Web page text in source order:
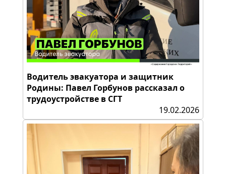
Водитель эвакуатора и защитник
Родины: Павел Горбунов рассказал о
трудоустройстве в СГТ
19.02.2026